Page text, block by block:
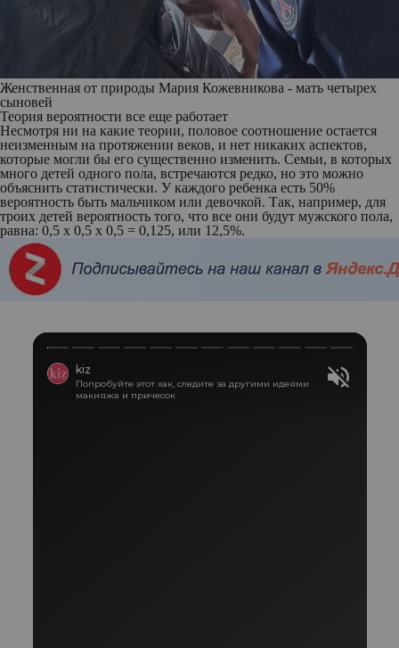
Женственная от природы Мария Кожевникова - мать четырех
сыновей
Теория вероятности все еще работает
Несмотря ни на какие теории, половое соотношение остается
неизменным на протяжении веков, и нет никаких аспектов,
которые могли бы его существенно изменить. Семьи, в которых
много детей одного пола, встречаются редко, но это можно
объяснить статистически. У каждого ребенка есть 50%
вероятность быть мальчиком или девочкой. Так, например, для
троих детей вероятность того, что все они будут мужского пола,
равна: 0,5 х 0,5 х 0,5 = 0,125, или 12,5%.